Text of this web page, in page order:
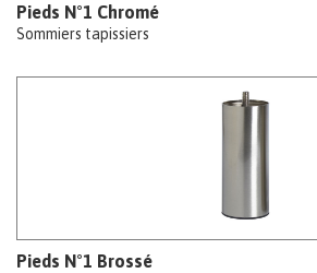
Pieds N°1 Chromé
Sommiers tapissiers
Pieds N°1 Brossé